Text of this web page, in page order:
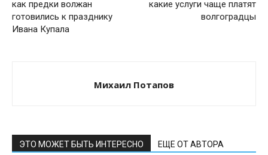
как предки волжан
готовились к празднику
Ивана Купала
какие услуги чаще платят
волгоградцы
Михаил Потапов
ЭТО МОЖЕТ БЫТЬ ИНТЕРЕСНО ЕЩЕ ОТ АВТОРА